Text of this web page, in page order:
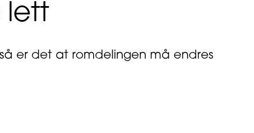
lett
er det at romdelingen må endres